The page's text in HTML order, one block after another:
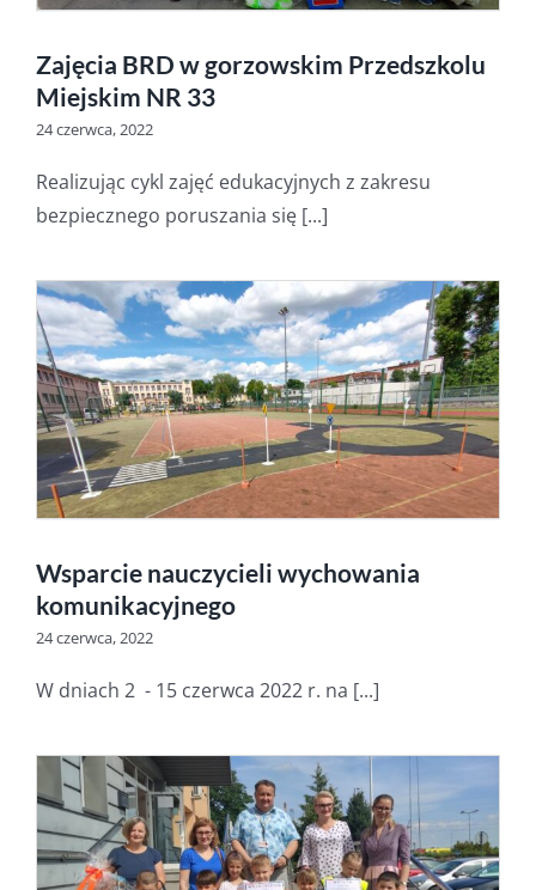
Zajęcia BRD w gorzowskim Przedszkolu
Miejskim NR 33
24 czerwca, 2022
Realizując cykl zajęć edukacyjnych z zakresu
bezpiecznego poruszania się [...]
Wsparcie nauczycieli wychowania
komunikacyjnego
24 czerwca, 2022
W dniach 2 - 15 czerwca 2022 r. na [...]